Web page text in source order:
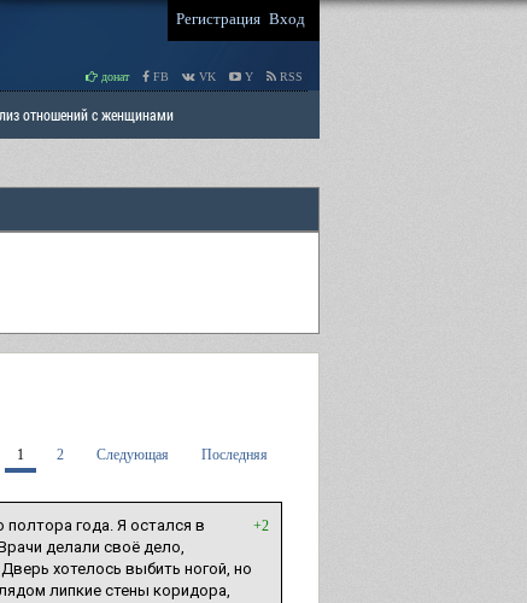
Регистрация Вход
донат FB VK Y RSS
отношений с женщинами
1 2 Следующая Последняя
+2
года. Я остался в
делали своё дело,
хотелось выбить ногой, но
липкие стены коридора,